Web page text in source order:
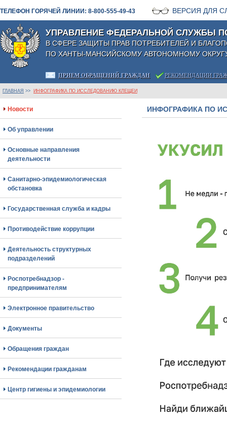
ТЕЛЕФОН ГОРЯЧЕЙ ЛИНИИ: 8-800-555-49-43 ВЕРСИЯ ДЛЯ
УПРАВЛЕНИЕ ФЕДЕРАЛЬНОЙ СЛУЖБЫ
В СФЕРЕ ЗАЩИТЫ ПРАВ ПОТРЕБИТЕЛЕЙ И
ПО ХАНТЫ-МАНСИЙСКОМУ АВТОНОМНОМУ
ПРИЕМ ОБРАЩЕНИЙ ГРАЖДАН РЕКОМЕНДАЦИИ
ГЛАВНАЯ >> ИНФОГРАФИКА ПО ИССЛЕДОВАНИЮ КЛЕЩЕЙ
Новости
Об управлении
Основные направления
деятельности
Санитарно-эпидемиологическая
обстановка
Государственная служба и кадры
Противодействие коррупции
Деятельность структурных
подразделений
Роспотребнадзор -
предпринимателям
Электронное правительство
Документы
Обращения граждан
Рекомендации гражданам
Центр гигиены и эпидемиологии
ИНФОГРАФИКА ПО